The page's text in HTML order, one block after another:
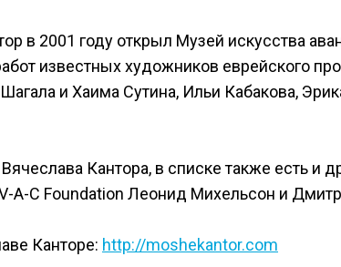
в 2001 году открыл Музей искусства
известных художников еврейского
и Хаима Сутина, Ильи Кабакова,
Кантора, в списке также есть и
A-C Foundation Леонид Михельсон и
Канторе: http://moshekantor.com